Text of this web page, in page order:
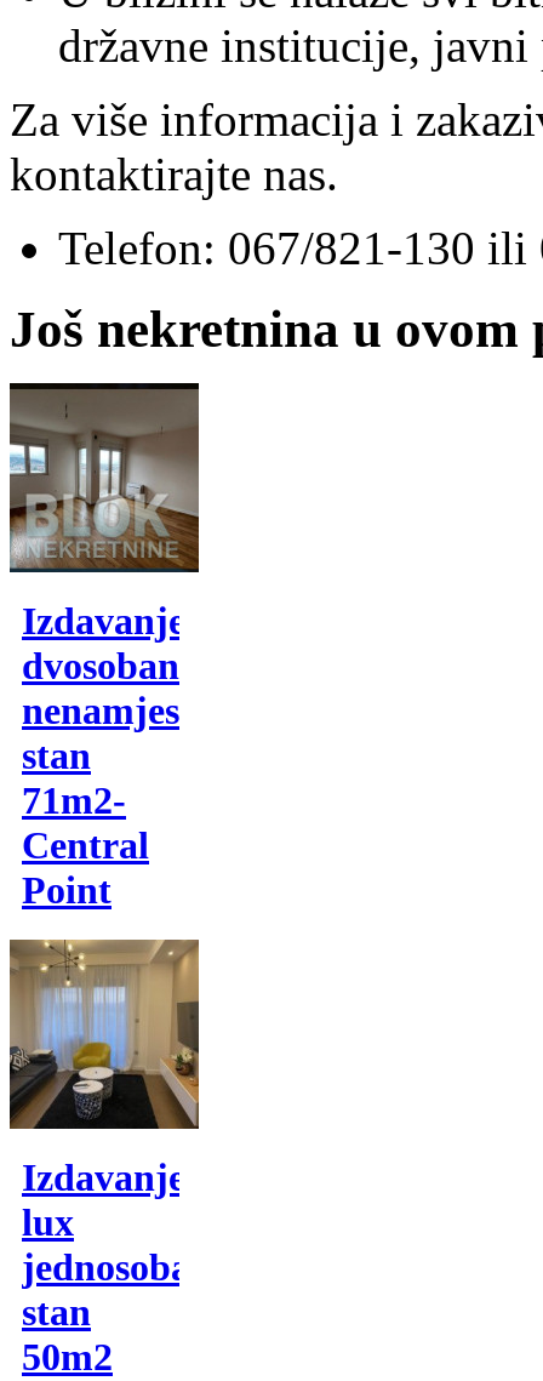
državne institucije,
Za više informacija i
kontaktirajte nas.
Telefon: 067/821-130 ili
Još nekretnina u ovom
Izdavanje,
dvosoban
nenamjesten
stan
71m2-
Central
Point
Izdavanje,
lux
jednosoban
stan
50m2